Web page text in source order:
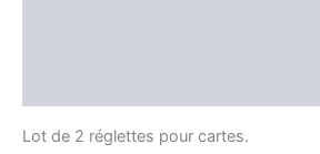
Lot de 2 réglettes pour cartes.